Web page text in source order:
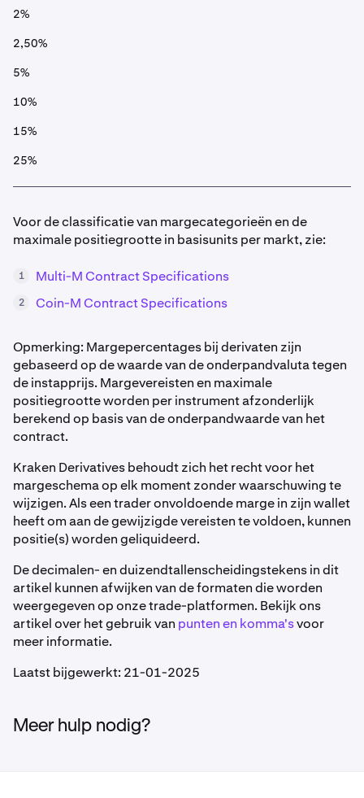
2%
2,50%
5%
10%
15%
25%
Voor de classificatie van margecategorieën en de
maximale positiegrootte in basisunits per markt, zie:
1 Multi-M Contract Specifications
2 Coin-M Contract Specifications
Opmerking: Margepercentages bij derivaten zijn
gebaseerd op de waarde van de onderpandvaluta tegen
de instapprijs. Margevereisten en maximale
positiegrootte worden per instrument afzonderlijk
berekend op basis van de onderpandwaarde van het
contract.
Kraken Derivatives behoudt zich het recht voor het
margeschema op elk moment zonder waarschuwing te
wijzigen. Als een trader onvoldoende marge in zijn wallet
heeft om aan de gewijzigde vereisten te voldoen, kunnen
positie(s) worden geliquideerd.
De decimalen- en duizendtallenscheidingstekens in dit
artikel kunnen afwijken van de formaten die worden
weergegeven op onze trade-platformen. Bekijk ons
artikel over het gebruik van punten en komma'svoor
meer informatie.
Laatst bijgewerkt: 21-01-2025
Meer hulp nodig?